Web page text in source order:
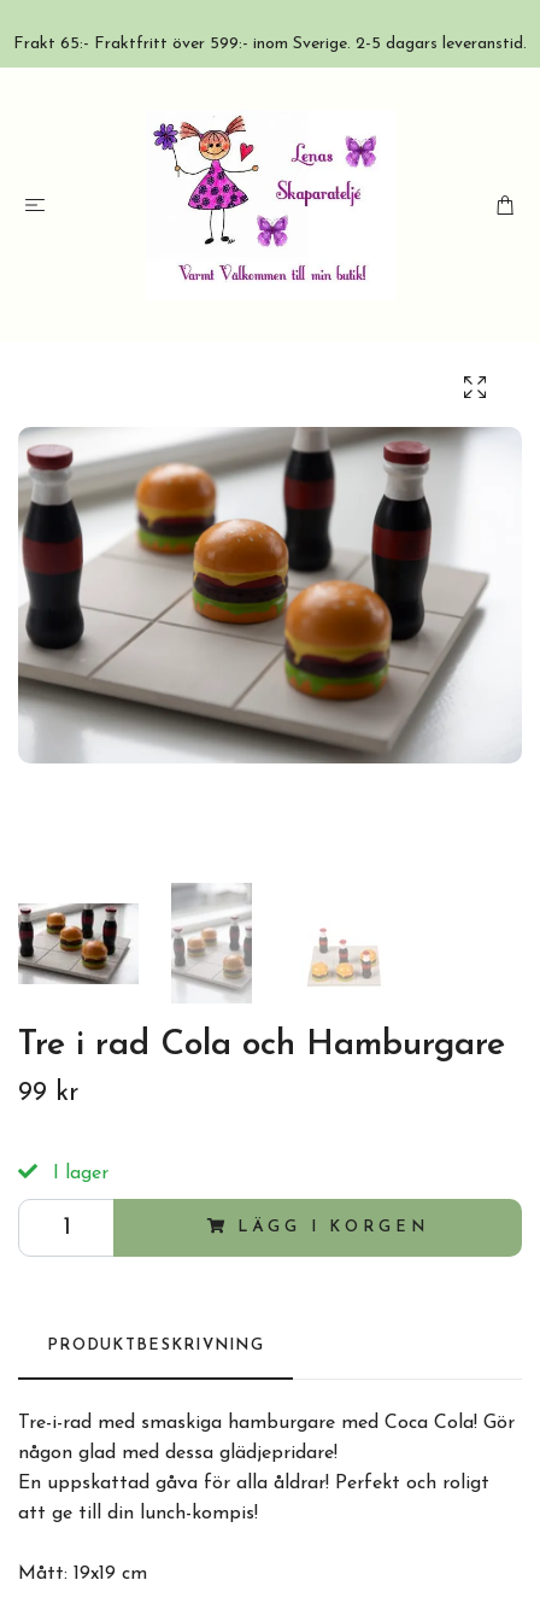
Frakt 65:- Fraktfritt över 599:- inom Sverige. 2-5 dagars leveranstid.
Tre i rad Cola och Hamburgare
99 kr
I lager
LÄGG I KORGEN
PRODUKTBESKRIVNING
Tre-i-rad med smaskiga hamburgare med Coca Cola! Gör
någon glad med dessa glädjepridare!
En uppskattad gåva för alla åldrar! Perfekt och roligt
att ge till din lunch-kompis!
Mått: 19x19 cm